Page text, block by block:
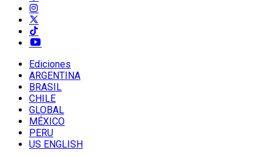
Ediciones
ARGENTINA
BRASIL
CHILE
GLOBAL
MÉXICO
PERU
US ENGLISH